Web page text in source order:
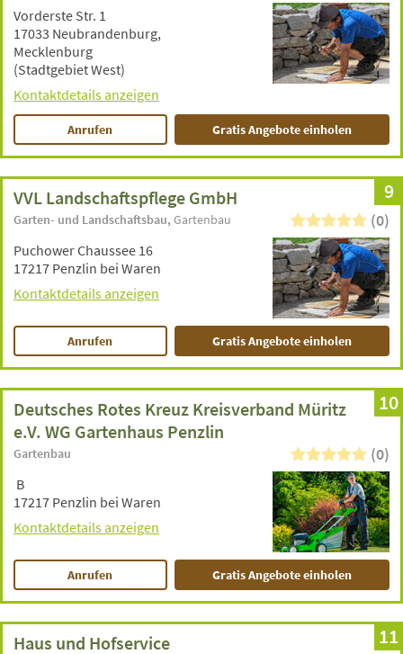
Vorderste Str. 1
17033 Neubrandenburg,
Mecklenburg
(Stadtgebiet West)
Kontaktdetails anzeigen
Anrufen Gratis Angebote einholen
9
VVL Landschaftspflege GmbH
Garten- und Landschaftsbau Gartenbau (0)
Puchower Chaussee 16
17217 Penzlin bei Waren
Kontaktdetails anzeigen
Anrufen Gratis Angebote einholen
10
Deutsches Rotes Kreuz Kreisverband Müritz
e.V. WG Gartenhaus Penzlin
Gartenbau (0)
B
17217 Penzlin bei Waren
Kontaktdetails anzeigen
Anrufen Gratis Angebote einholen
11
Haus und Hofservice